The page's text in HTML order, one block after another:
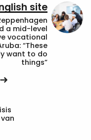
site
a mid-level
vocational
“These
want to do
things”